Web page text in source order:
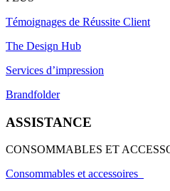
Témoignages de Réussite Client
The Design Hub
Services d’impression
Brandfolder
ASSISTANCE
CONSOMMABLES ET
Consommables et accessoires